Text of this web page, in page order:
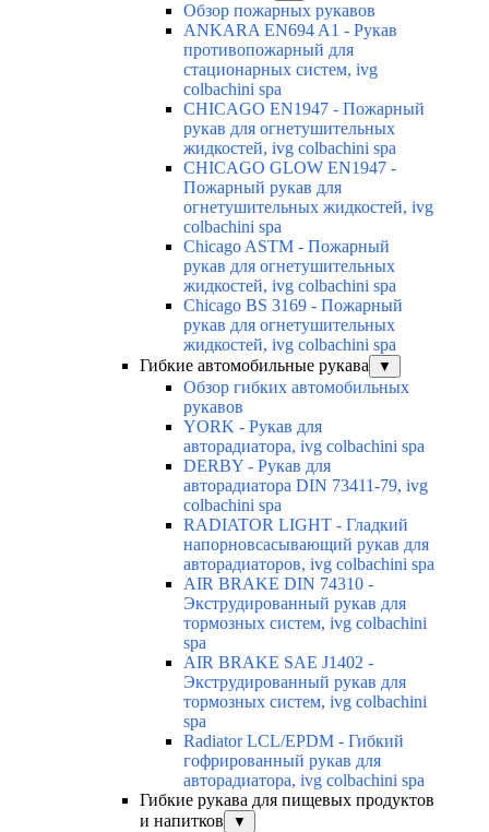
Обзор пожарных рукавов
ANKARA EN694 A1 - Рукав
противопожарный для
стационарных систем, ivg
colbachini spa
CHICAGO EN1947 - Пожарный
рукав для огнетушительных
жидкостей, ivg colbachini spa
CHICAGO GLOW EN1947 -
Пожарный рукав для
огнетушительных жидкостей, ivg
colbachini spa
Chicago ASTM - Пожарный
рукав для огнетушительных
жидкостей, ivg colbachini spa
Chicago BS 3169 - Пожарный
рукав для огнетушительных
жидкостей, ivg colbachini spa
Гибкие автомобильные рукава
▼
Обзор гибких автомобильных
рукавов
YORK - Рукав для
авторадиатора, ivg colbachini spa
DERBY - Рукав для
авторадиатора DIN 73411-79, ivg
colbachini spa
RADIATOR LIGHT - Гладкий
напорновсасывающий рукав для
авторадиаторов, ivg colbachini spa
AIR BRAKE DIN 74310 -
Экструдированный рукав для
тормозных систем, ivg colbachini
spa
AIR BRAKE SAE J1402 -
Экструдированный рукав для
тормозных систем, ivg colbachini
spa
Radiator LCL/EPDM - Гибкий
гофрированный рукав для
авторадиатора, ivg colbachini spa
Гибкие рукава для пищевых продуктов
и напитков
▼